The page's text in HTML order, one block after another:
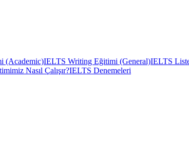
(Academic)IELTS Writing Eğitimi (General)IELTS
Nasıl Çalışır?IELTS Denemeleri